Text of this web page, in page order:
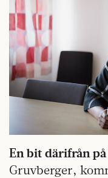
En bit därifrån på
Gruvberger,